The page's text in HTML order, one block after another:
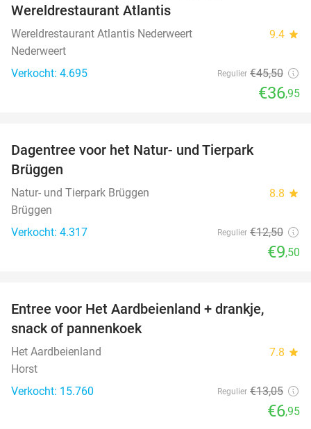
Wereldrestaurant Atlantis
Wereldrestaurant Atlantis Nederweert 9.4 star
Nederweert
Verkocht: 4.695
Regulier €45,50
€36,95
Dagentree voor het Natur- und Tierpark
Brüggen
Natur- und Tierpark Brüggen 8.8 star
Brüggen
Verkocht: 4.317
Regulier €12,50
€9,50
Entree voor Het Aardbeienland + drankje,
snack of pannenkoek
Het Aardbeienland 7.8 star
Horst
Verkocht: 15.760
Regulier €13,05
€6,95